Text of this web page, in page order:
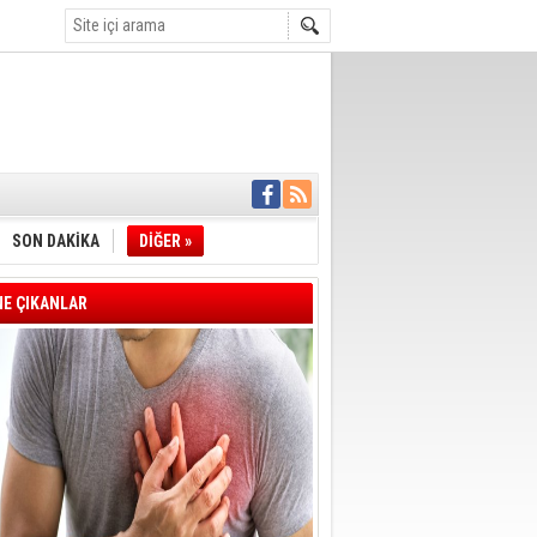
ALINACAK
TAHLİYE
DERNEĞİ
ÇİZGİMİZ
ALANA
KARARTMA
VERİLDİ
VELİ AĞBABA
SON DAKİKA DİĞER »
ÇIKANLAR